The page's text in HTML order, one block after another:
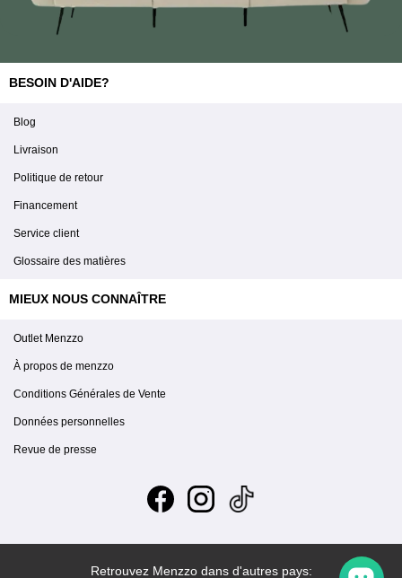
BESOIN D'AIDE?
Blog
Livraison
Politique de retour
Financement
Service client
Glossaire des matières
MIEUX NOUS CONNAÎTRE
Outlet Menzzo
À propos de menzzo
Conditions Générales de Vente
Données personnelles
Revue de presse
Retrouvez Menzzo dans d'autres pays: